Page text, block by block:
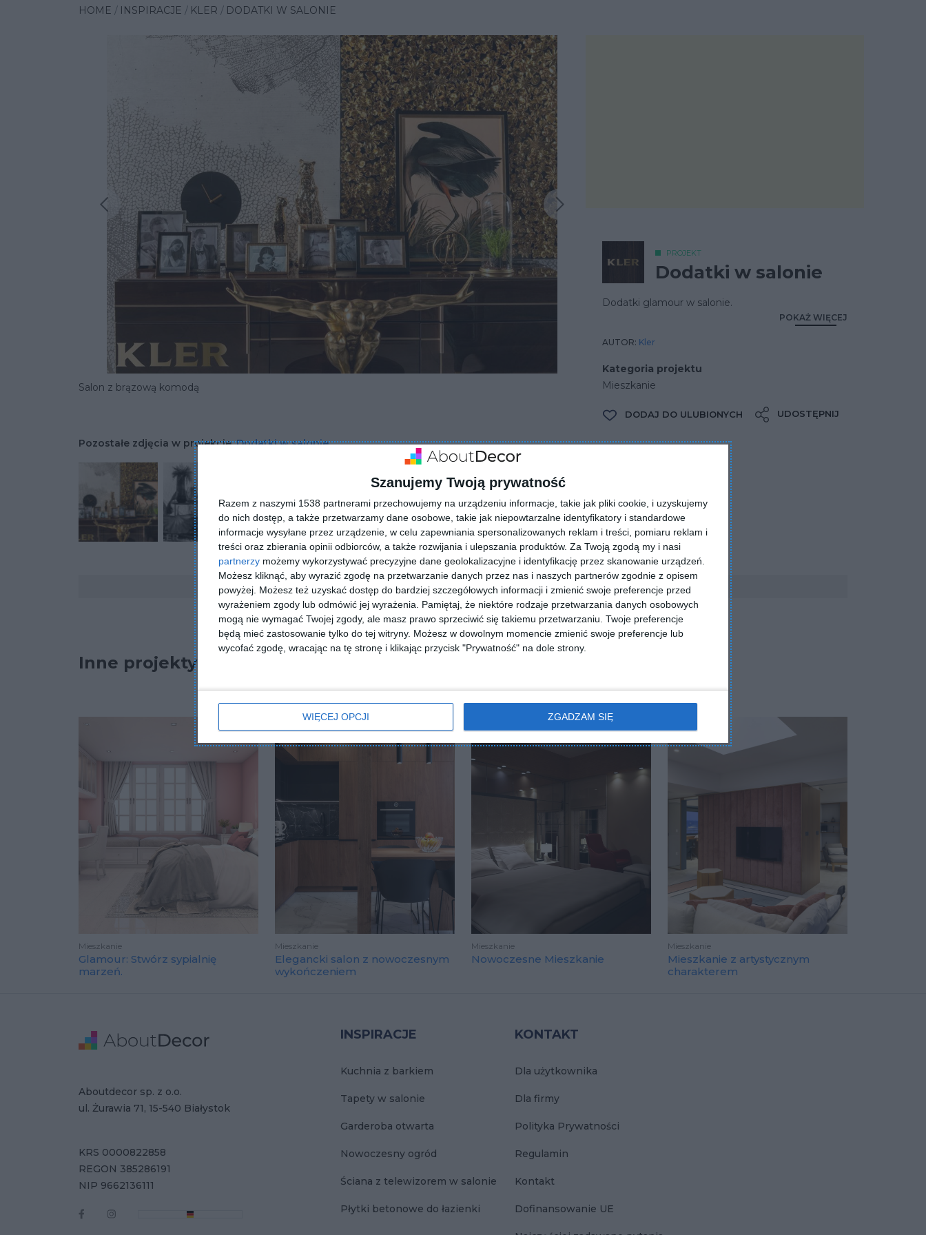
Szanujemy Twoją prywatność
Razem z naszymi 1538 partnerami przechowujemy na urządzeniu informacje, takie jak pliki cookie, i uzyskujemy
do nich dostęp, a także przetwarzamy dane osobowe, takie jak niepowtarzalne identyfikatory i standardowe
informacje wysyłane przez urządzenie, w celu zapewniania spersonalizowanych reklam i treści, pomiaru reklam i
treści oraz zbierania opinii odbiorców, a także rozwijania i ulepszania produktów. Za Twoją zgodą my i nasi
partnerzy możemy wykorzystywać precyzyjne dane geolokalizacyjne i identyfikację przez skanowanie urządzeń.
Możesz kliknąć, aby wyrazić zgodę na przetwarzanie danych przez nas i naszych partnerów zgodnie z opisem
powyżej. Możesz też uzyskać dostęp do bardziej szczegółowych informacji i zmienić swoje preferencje przed
wyrażeniem zgody lub odmówić jej wyrażenia.
Pamiętaj, że niektóre rodzaje przetwarzania danych osobowych
mogą nie wymagać Twojej zgody, ale masz prawo sprzeciwić się takiemu przetwarzaniu. Twoje preferencje
będą mieć zastosowanie tylko do tej witryny. Możesz w dowolnym momencie zmienić swoje preferencje lub
wycofać zgodę, wracając na tę stronę i klikając przycisk "Prywatność" na dole strony.
WIĘCEJ OPCJI ZGADZAM SIĘ
HOME INSPIRACJE KLER DODATKI W SALONIE
Poprzednia inspiracjaNastępna inspiracja
Salon z brązową komodą
PROJEKT
Dodatki w salonie
Dodatki glamour w salonie.
POKAŻ WIĘCEJ
AUTOR: Kler
Kategoria projektu
Mieszkanie
DODAJ DO ULUBIONYCH UDOSTĘPNIJ
Pozostałe zdjęcia w projekcie:Dodatki w salonie
ZADAJ PYTANIE
Inne projekty
Mieszkanie
Glamour: Stwórz sypialnię
marzeń.
Mieszkanie
Elegancki salon z nowoczesnym
wykończeniem
Mieszkanie
Nowoczesne Mieszkanie
Mieszkanie
Mieszkanie z artystycznym
charakterem
INSPIRACJE
Kuchnia z barkiem
Tapety w salonie
Garderoba otwarta
Nowoczesny ogród
Ściana z telewizorem w salonie
Płytki betonowe do łazienki
KONTAKT
Dla użytkownika
Dla firmy
Polityka Prywatności
Regulamin
Kontakt
Dofinansowanie UE
Adres
Aboutdecor sp. z o.o.
ul. Żurawia 71, 15-540 Białystok
Dane Firmy
KRS 0000822858
REGON 385286191
NIP 9662136111